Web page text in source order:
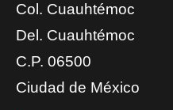
Col. Cuauhtémoc
Del. Cuauhtémoc
C.P. 06500
Ciudad de México